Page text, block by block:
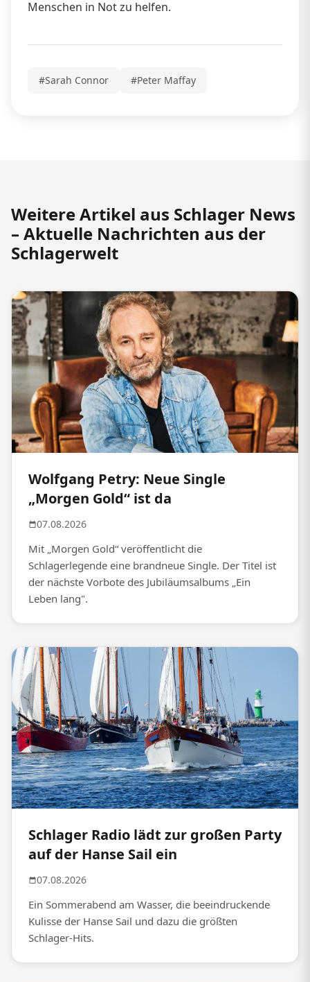
Menschen in Not zu helfen.
#Sarah Connor #Peter Maffay
Weitere Artikel aus Schlager News
– Aktuelle Nachrichten aus der
Schlagerwelt
Wolfgang Petry: Neue Single
„Morgen Gold“ ist da
07.08.2026
Mit „Morgen Gold“ veröffentlicht die
Schlagerlegende eine brandneue Single. Der Titel ist
der nächste Vorbote des Jubiläumsalbums „Ein
Leben lang".
Schlager Radio lädt zur großen Party
auf der Hanse Sail ein
07.08.2026
Ein Sommerabend am Wasser, die beeindruckende
Kulisse der Hanse Sail und dazu die größten
Schlager-Hits.